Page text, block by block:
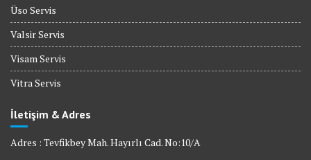
Üso Servis
Valsir Servis
Visam Servis
Vitra Servis
İletişim & Adres
Adres : Tevfikbey Mah. Hayırlı Cad. No:10/A